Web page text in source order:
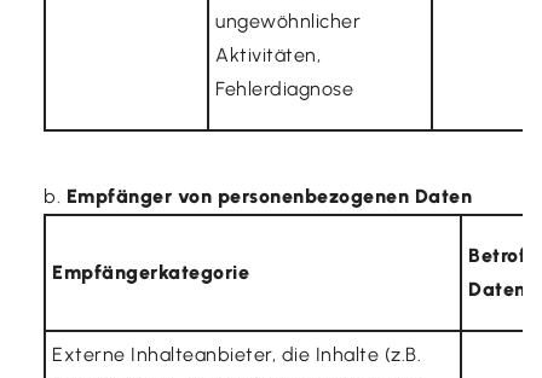
ungewöhnlicher
Aktivitäten,
Fehlerdiagnose
Empfänger von personenbezogenen Daten
Empfängerkategorie
Daten
Externe Inhalteanbieter, die Inhalte (z.B.